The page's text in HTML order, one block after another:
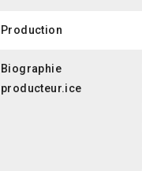
Production
Biographie
producteur.ice